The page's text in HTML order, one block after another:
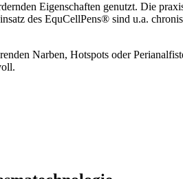
Eigenschaften genutzt. Die
des EquCellPens® sind u.a.
Narben, Hotspots oder